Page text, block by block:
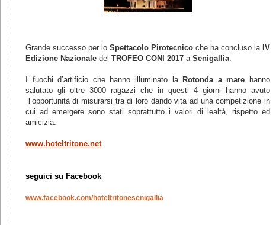
Grande successo per lo Spettacolo Pirotecnico che ha concluso la IV
Edizione Nazionale del TROFEO CONI 2017 a Senigallia.
I fuochi d’artificio che hanno illuminato la Rotonda a mare
hanno
salutato gli oltre 3000 ragazzi che in questi 4 giorni hanno avuto
l’opportunità di misurarsi tra di loro dando vita ad una competizione in
cui ad emergere sono stati soprattutto i valori di lealtà, rispetto ed
amicizia.
www.hoteltritone.net
seguici su Facebook
www.facebook.com/hoteltritonesenigallia